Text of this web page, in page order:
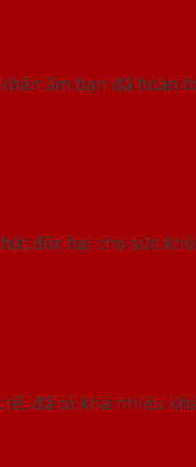
ẩm bạn đã hoàn
độc hại cho sức
đã có khá nhiều